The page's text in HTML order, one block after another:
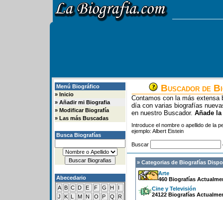
Menú Biográfico
» Inicio
» Añadir mi Biografia
» Modificar Biografía
» Las más Buscadas
Busca Biografías
Abecedario
A B C D E F G H
I
J
K L M N O P Q
R
Buscador de
Contamos con la más extensa
día con varias biografías
en nuestro Buscador. Añade
Introduce el nombre o apellido de la
ejemplo: Albert Eistein
Buscar
» Categorias de Biografías
Arte
460 Biografías
Cine y Televisión
24122 Biografías